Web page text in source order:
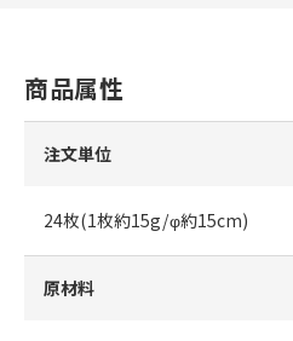
商品属性
注文単位
24枚(1枚約15g/φ約15cm)
原材料